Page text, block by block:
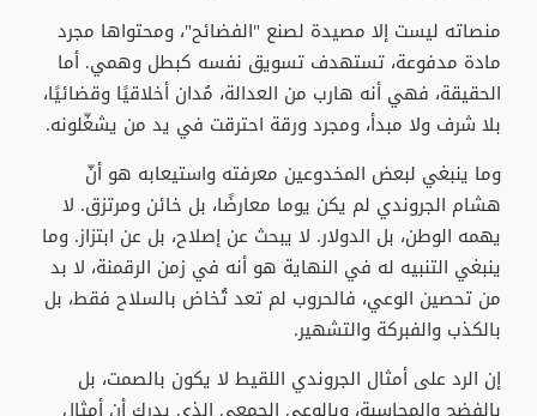
منصاته ليست إلا مصيدة لصنع "الفضائح"، ومحتواها مجرد
مادة مدفوعة، تستهدف تسويق نفسه كبطل وهمي. أما
الحقيقة، فهي أنه هارب من العدالة، مُدان أخلاقيًا وقضائيًا،
بلا شرف ولا مبدأ، ومجرد ورقة احترقت في يد من يشغّلونه.
وما ينبغي لبعض المخدوعين معرفته واستيعابه هو أنّ
هشام الجروندي لم يكن يوما معارضًا، بل خائن ومرتزق. لا
يهمه الوطن، بل الدولار. لا يبحث عن إصلاح، بل عن ابتزاز. وما
ينبغي التنبيه له في النهاية هو أنه في زمن الرقمنة، لا بد
من تحصين الوعي، فالحروب لم تعد تُخاض بالسلاح فقط، بل
بالكذب والفبركة والتشهير.
إن الرد على أمثال الجروندي اللقيط لا يكون بالصمت، بل